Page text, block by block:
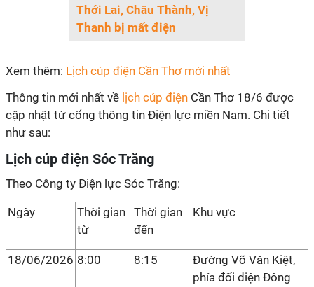
Thới Lai, Châu Thành, Vị
Thanh bị mất điện
Xem thêm: Lịch cúp điện Cần Thơ mới nhất
Thông tin mới nhất về lịch cúp điện Cần Thơ 18/6 được
cập nhật từ cổng thông tin Điện lực miền Nam. Chi tiết
như sau:
Lịch cúp điện Sóc Trăng
Theo Công ty Điện lực Sóc Trăng:
Ngày
Thời gian
từ
Thời gian
đến
Khu vực
18/06/2026 8:00 8:15
Đường Võ Văn Kiệt,
phía đối diện Đông